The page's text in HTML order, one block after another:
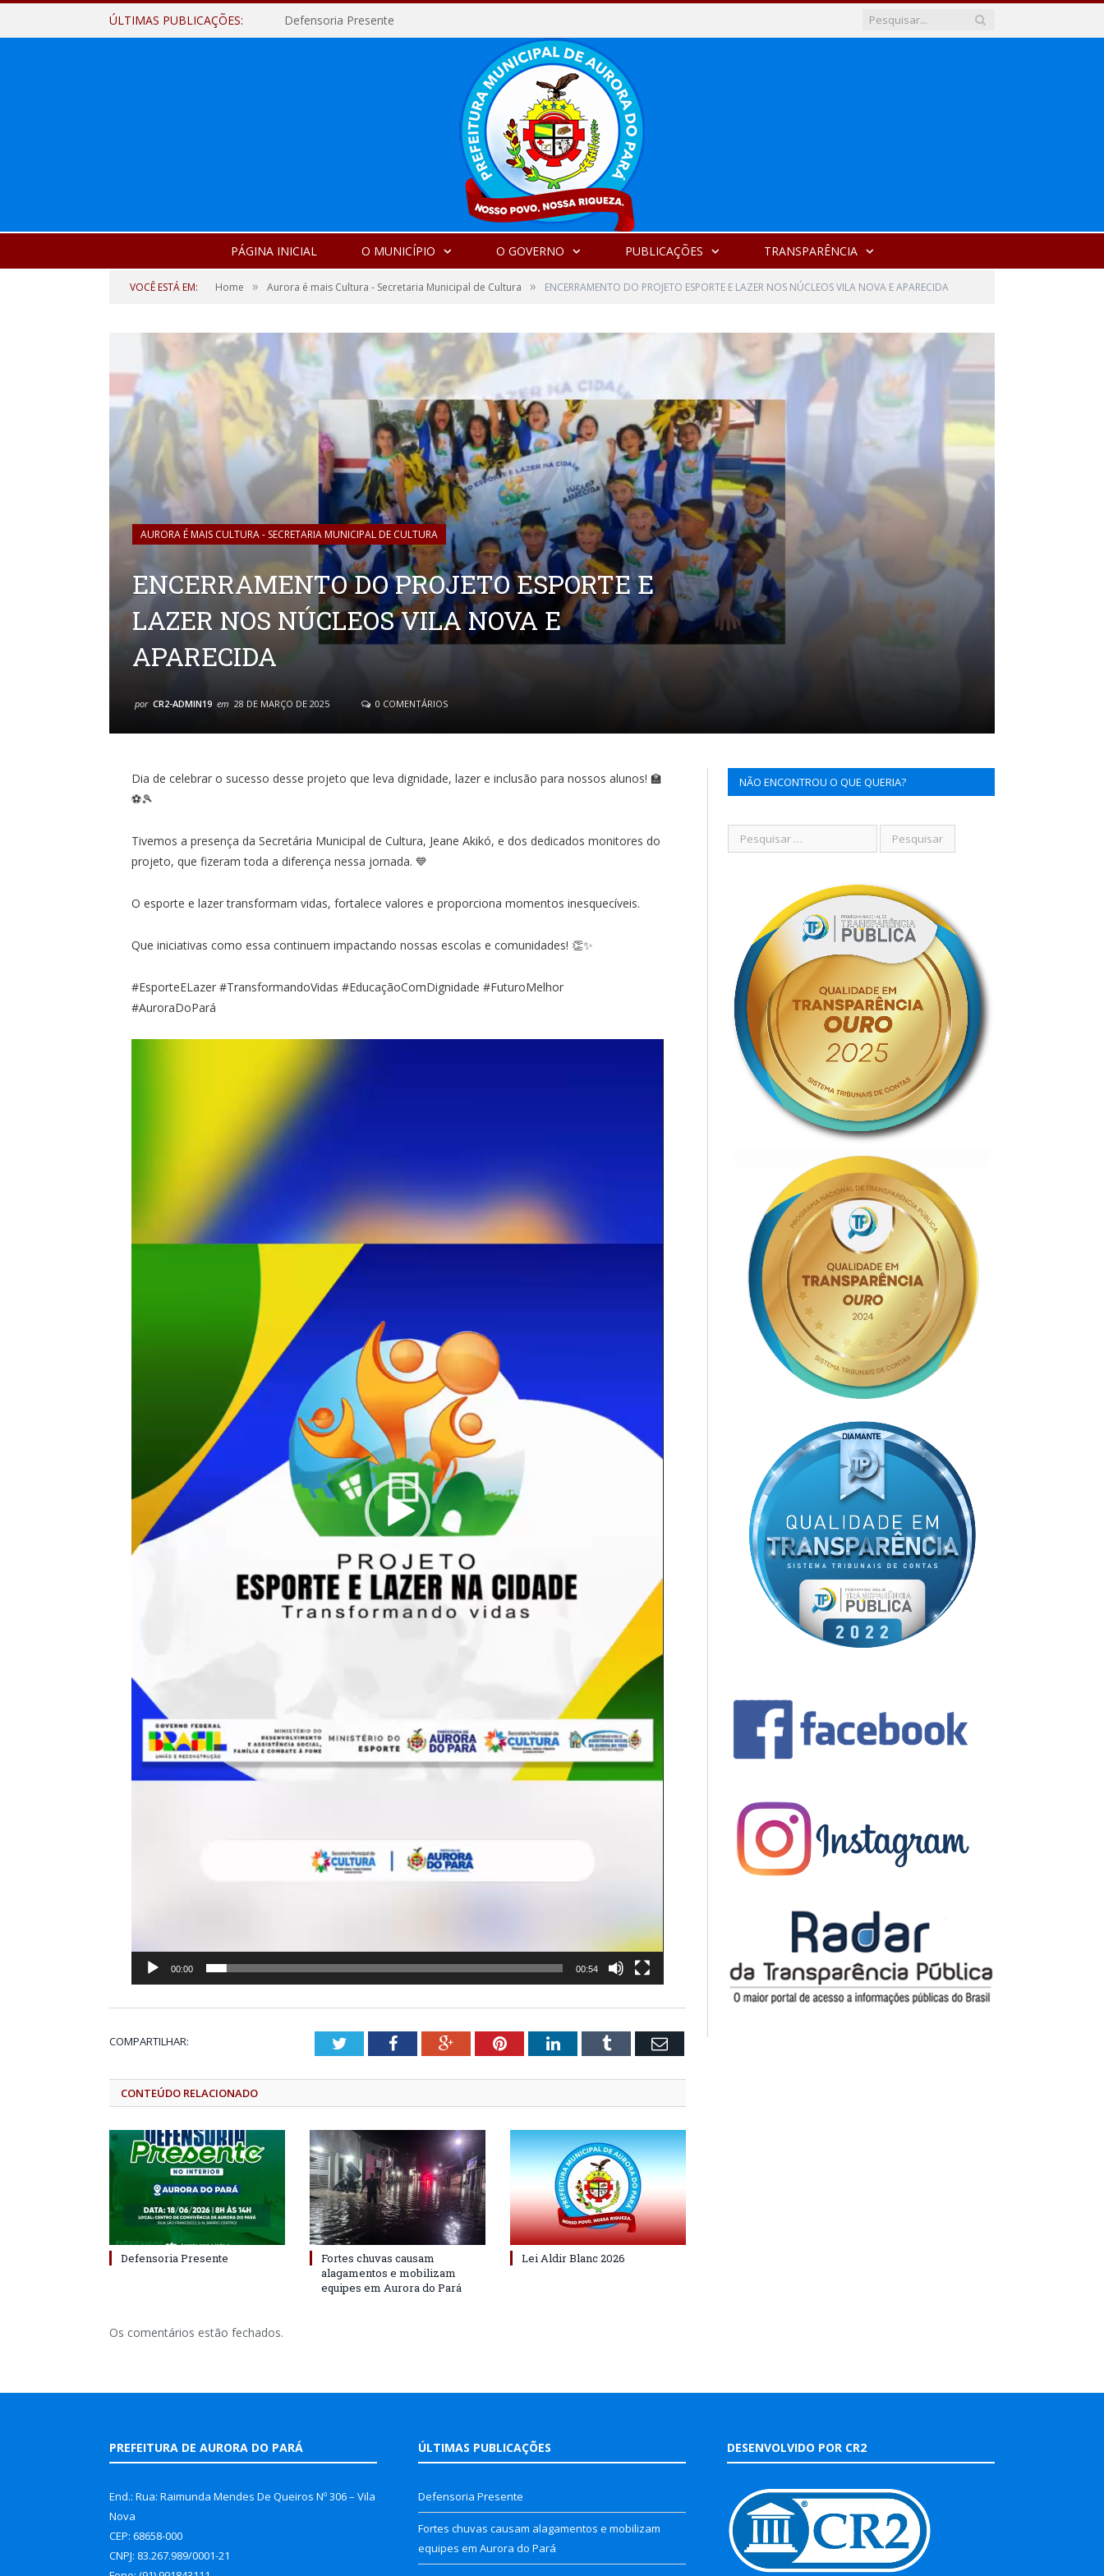
ÚLTIMAS PUBLICAÇÕES: Defensoria Presente
PÁGINA INICIAL O MUNICÍPIO O GOVERNO PUBLICAÇÕES TRANSPARÊNCIA
VOCÊ ESTÁ EM: Home » Aurora é mais Cultura - Secretaria Municipal de Cultura » ENCERRAMENTO DO PROJETO ESPORTE E LAZER NOS NÚCLEOS VILA NOVA E APARECIDA
AURORA É MAIS CULTURA - SECRETARIA MUNICIPAL DE CULTURA
ENCERRAMENTO DO PROJETO ESPORTE E
LAZER NOS NÚCLEOS VILA NOVA E
APARECIDA
por CR2-ADMIN19 em 28 DE MARÇO DE 2025 0 COMENTÁRIOS
Dia de celebrar o sucesso desse projeto que leva dignidade, lazer e inclusão para nossos alunos! 🏫
⚽🎾
Tivemos a presença da Secretária Municipal de Cultura, Jeane Akikó, e dos dedicados monitores do
projeto, que fizeram toda a diferença nessa jornada. 💙
O esporte e lazer transformam vidas, fortalece valores e proporciona momentos inesquecíveis.
Que iniciativas como essa continuem impactando nossas escolas e comunidades! 👏✨
#EsporteELazer #TransformandoVidas #EducaçãoComDignidade #FuturoMelhor
#AuroraDoPará
00:00 00:54
COMPARTILHAR: TwitterFacebookGoogle+PinterestLinkedInTumblr Email
CONTEÚDO RELACIONADO
Defensoria Presente
Fortes chuvas causam
alagamentos e mobilizam
equipes em Aurora do Pará
Lei Aldir Blanc 2026
Os comentários estão fechados.
NÃO ENCONTROU O QUE QUERIA?
PREFEITURA DE AURORA DO PARÁ
End.: Rua: Raimunda Mendes De Queiros Nº 306 – Vila
Nova
CEP: 68658-000
CNPJ: 83.267.989/0001-21
ÚLTIMAS PUBLICAÇÕES
Defensoria Presente
Fortes chuvas causam alagamentos e mobilizam
equipes em Aurora do Pará
DESENVOLVIDO POR CR2